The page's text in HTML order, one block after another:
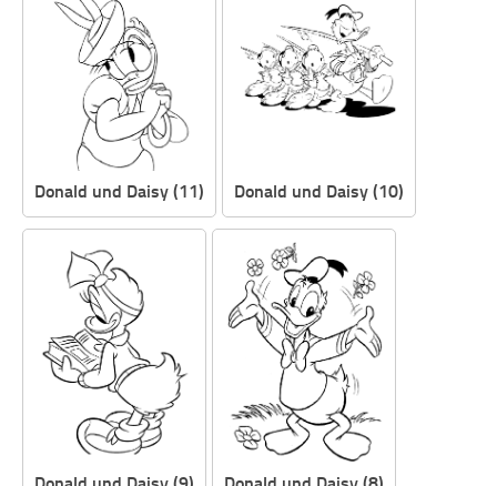
Donald und Daisy (11) Donald und Daisy (10)